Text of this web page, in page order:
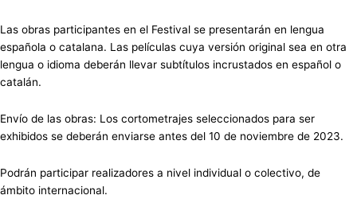
Las obras participantes en el Festival se presentarán en lengua
española o catalana. Las películas cuya versión original sea en otra
lengua o idioma deberán llevar subtítulos incrustados en español o
catalán.
Envío de las obras: Los cortometrajes seleccionados para ser
exhibidos se deberán enviarse antes del 10 de noviembre de 2023.
Podrán participar realizadores a nivel individual o colectivo, de
ámbito internacional.